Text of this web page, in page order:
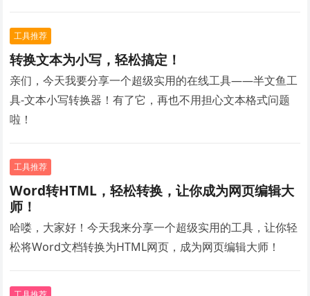
工具推荐
转换文本为小写，轻松搞定！
亲们，今天我要分享一个超级实用的在线工具——半文鱼工
具-文本小写转换器！有了它，再也不用担心文本格式问题
啦！
工具推荐
Word转HTML，轻松转换，让你成为网页编辑大
师！
哈喽，大家好！今天我来分享一个超级实用的工具，让你轻
松将Word文档转换为HTML网页，成为网页编辑大师！